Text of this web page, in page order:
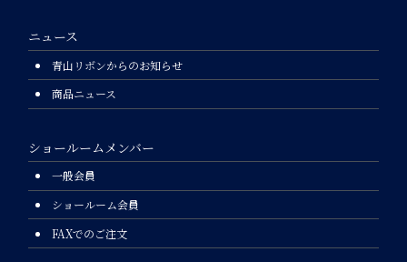
ニュース
青山リボンからのお知らせ
商品ニュース
ショールームメンバー
一般会員
ショールーム会員
FAXでのご注文